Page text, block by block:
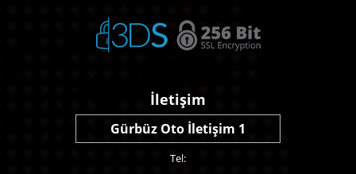
İletişim
Gürbüz Oto İletişim 1
Tel: